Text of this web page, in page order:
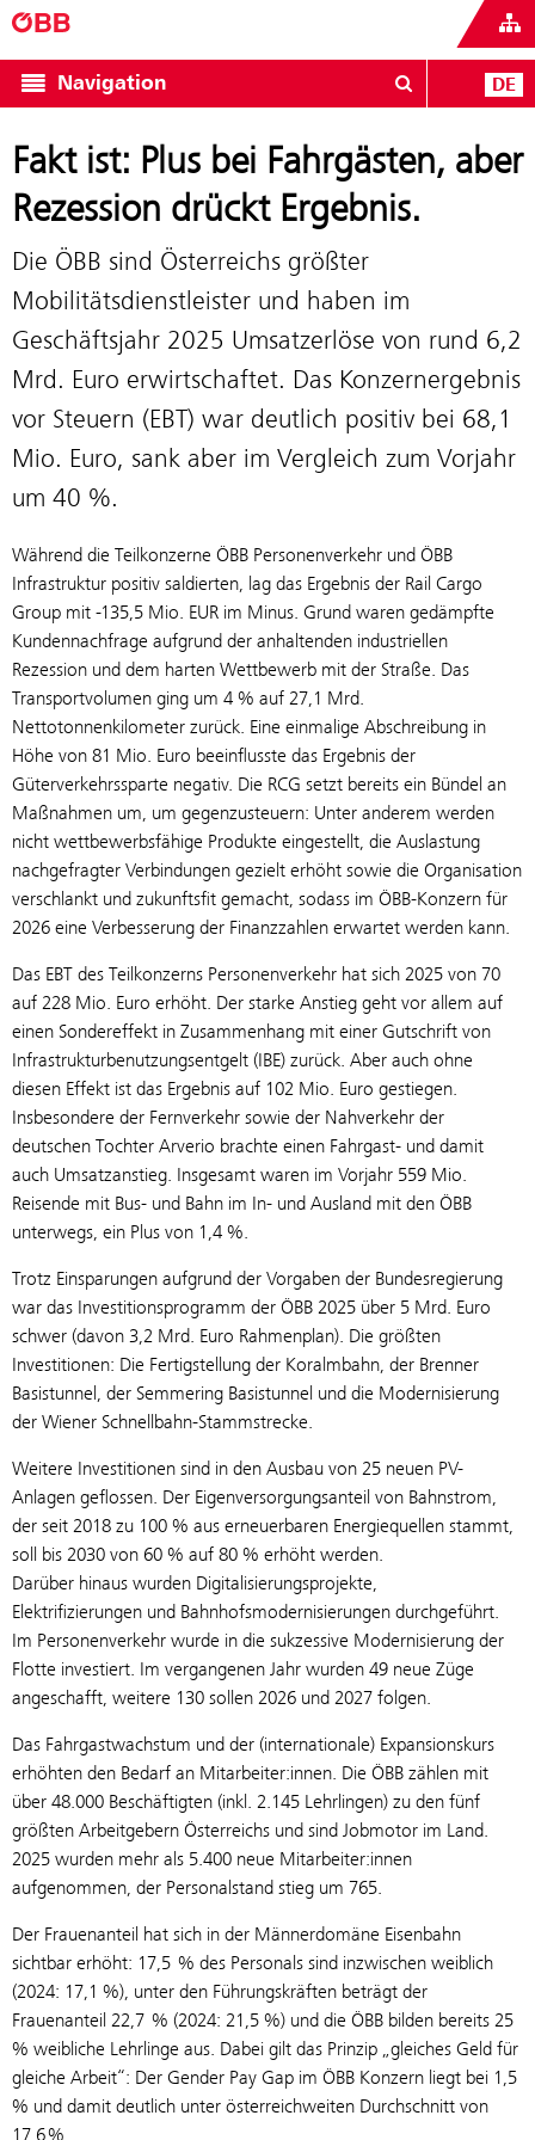
Navigation DE
Fakt ist: Plus bei Fahrgästen, aber
Rezession drückt Ergebnis.
Die ÖBB sind Österreichs größter
Mobilitätsdienstleister und haben im
Geschäftsjahr 2025 Umsatzerlöse von rund 6,2
Mrd. Euro erwirtschaftet. Das Konzernergebnis
vor Steuern (EBT) war deutlich positiv bei 68,1
Mio. Euro, sank aber im Vergleich zum Vorjahr
um 40 %.
Während die Teilkonzerne ÖBB Personenverkehr und ÖBB
Infrastruktur positiv saldierten, lag das Ergebnis der Rail Cargo
Group mit -135,5 Mio. EUR im Minus. Grund waren gedämpfte
Kundennachfrage aufgrund der anhaltenden industriellen
Rezession und dem harten Wettbewerb mit der Straße. Das
Transportvolumen ging um 4 % auf 27,1 Mrd.
Nettotonnenkilometer zurück. Eine einmalige Abschreibung in
Höhe von 81 Mio. Euro beeinflusste das Ergebnis der
Güterverkehrssparte negativ. Die RCG setzt bereits ein Bündel an
Maßnahmen um, um gegenzusteuern: Unter anderem werden
nicht wettbewerbsfähige Produkte eingestellt, die Auslastung
nachgefragter Verbindungen gezielt erhöht sowie die Organisation
verschlankt und zukunftsfit gemacht, sodass im ÖBB-Konzern für
2026 eine Verbesserung der Finanzzahlen erwartet werden kann.
Das EBT des Teilkonzerns Personenverkehr hat sich 2025 von 70
auf 228 Mio. Euro erhöht. Der starke Anstieg geht vor allem auf
einen Sondereffekt in Zusammenhang mit einer Gutschrift von
Infrastrukturbenutzungsentgelt (IBE) zurück. Aber auch ohne
diesen Effekt ist das Ergebnis auf 102 Mio. Euro gestiegen.
Insbesondere der Fernverkehr sowie der Nahverkehr der
deutschen Tochter Arverio brachte einen Fahrgast- und damit
auch Umsatzanstieg. Insgesamt waren im Vorjahr 559 Mio.
Reisende mit Bus- und Bahn im In- und Ausland mit den ÖBB
unterwegs, ein Plus von 1,4 %.
Trotz Einsparungen aufgrund der Vorgaben der Bundesregierung
war das Investitionsprogramm der ÖBB 2025 über 5 Mrd. Euro
schwer (davon 3,2 Mrd. Euro Rahmenplan). Die größten
Investitionen: Die Fertigstellung der Koralmbahn, der Brenner
Basistunnel, der Semmering Basistunnel und die Modernisierung
der Wiener Schnellbahn-Stammstrecke.
Weitere Investitionen sind in den Ausbau von 25 neuen PV-
Anlagen geflossen. Der Eigenversorgungsanteil von Bahnstrom,
der seit 2018 zu 100 % aus erneuerbaren Energiequellen stammt,
soll bis 2030 von 60 % auf 80 % erhöht werden.
Darüber hinaus wurden Digitalisierungsprojekte,
Elektrifizierungen und Bahnhofsmodernisierungen durchgeführt.
Im Personenverkehr wurde in die sukzessive Modernisierung der
Flotte investiert. Im vergangenen Jahr wurden 49 neue Züge
angeschafft, weitere 130 sollen 2026 und 2027 folgen.
Das Fahrgastwachstum und der (internationale) Expansionskurs
erhöhten den Bedarf an Mitarbeiter:innen. Die ÖBB zählen mit
über 48.000 Beschäftigten (inkl. 2.145 Lehrlingen) zu den fünf
größten Arbeitgebern Österreichs und sind Jobmotor im Land.
2025 wurden mehr als 5.400 neue Mitarbeiter:innen
aufgenommen, der Personalstand stieg um 765.
Der Frauenanteil hat sich in der Männerdomäne Eisenbahn
sichtbar erhöht: 17,5 % des Personals sind inzwischen weiblich
(2024: 17,1 %), unter den Führungskräften beträgt der
Frauenanteil 22,7 % (2024: 21,5 %) und die ÖBB bilden bereits 25
% weibliche Lehrlinge aus. Dabei gilt das Prinzip „gleiches Geld für
gleiche Arbeit“: Der Gender Pay Gap im ÖBB Konzern liegt bei 1,5
% und damit deutlich unter österreichweiten Durchschnitt von
17,6 %.